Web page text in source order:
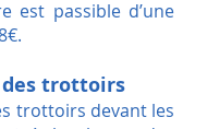
est passible d’une
trottoirs
trottoirs devant les